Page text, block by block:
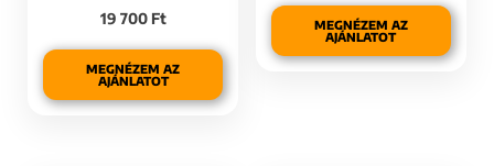
19 700 Ft
MEGNÉZEM AZ
AJÁNLATOT
MEGNÉZEM AZ
AJÁNLATOT